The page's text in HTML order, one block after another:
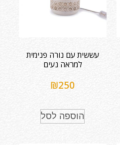
עששית עם נורה פנימית
למראה נעים
₪250
הוספה לסל